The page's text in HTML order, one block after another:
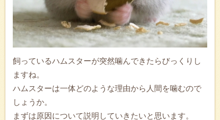
飼っているハムスターが突然噛んできたらびっくりし
ますね。
ハムスターは一体どのような理由から人間を噛むので
しょうか。
まずは原因について説明していきたいと思います。